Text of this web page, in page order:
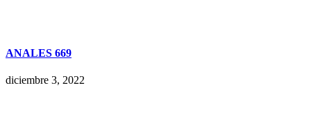
ANALES 669
diciembre 3, 2022